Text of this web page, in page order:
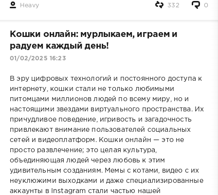
Heavy 0
332
Кошки онлайн: мурлыкаем, играем и
радуем каждый день!
01/02/2025 16:23
В эру цифровых технологий и постоянного доступа к
интернету, кошки стали не только любимыми
питомцами миллионов людей по всему миру, но и
настоящими звездами виртуального пространства. Их
причудливое поведение, игривость и загадочность
привлекают внимание пользователей социальных
сетей и видеоплатформ. Кошки онлайн — это не
просто развлечение; это целая культура,
объединяющая людей через любовь к этим
удивительным созданиям. Мемы с котами, видео с их
неуклюжими выходками и даже специализированные
аккаунты в Instagram стали частью нашей